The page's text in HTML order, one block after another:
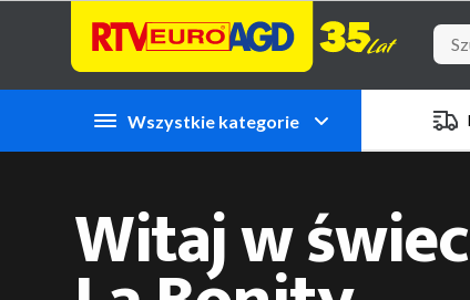
Wszystkie kategorie
Witaj w